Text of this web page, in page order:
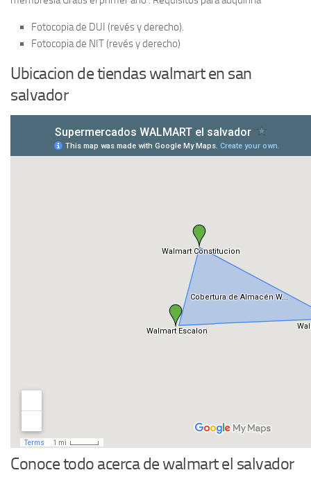
Fotocopia de DUI (revés y derecho).
Fotocopia de NIT (revés y derecho)
Ubicacion de tiendas walmart en san
salvador
Conoce todo acerca de walmart el salvador